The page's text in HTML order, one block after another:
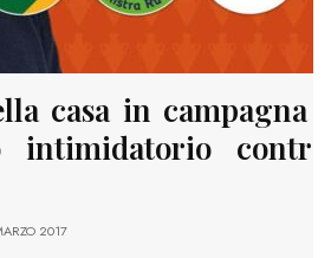
casa in campagna
intimidatorio
2017